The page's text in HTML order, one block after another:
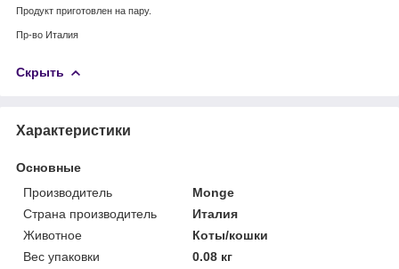
Продукт приготовлен на пару.
Пр-во Италия
Скрыть
Характеристики
Основные
Производитель
Monge
Страна производитель
Италия
Животное
Коты/кошки
Вес упаковки
0.08 кг